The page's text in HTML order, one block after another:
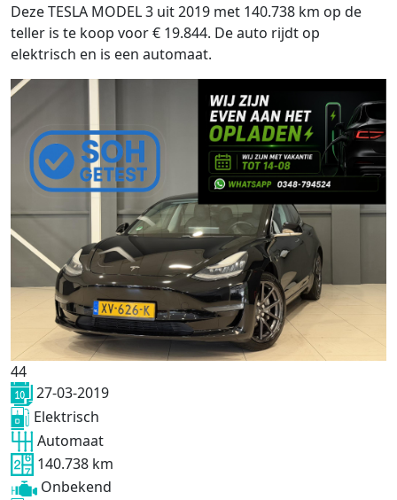
Deze TESLA MODEL 3 uit 2019 met 140.738 km op de
teller is te koop voor € 19.844. De auto rijdt op
elektrisch en is een automaat.
44
27-03-2019
Elektrisch
Automaat
140.738 km
Onbekend